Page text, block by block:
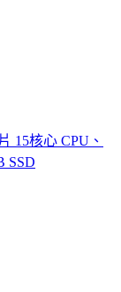
15核心 CPU、
SSD